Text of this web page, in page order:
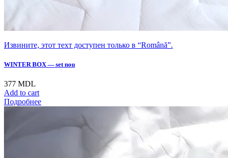
Извините, этот техт доступен только в “Română”.
WINTER BOX — set nou
377 MDL
Add to cart
Подробнее